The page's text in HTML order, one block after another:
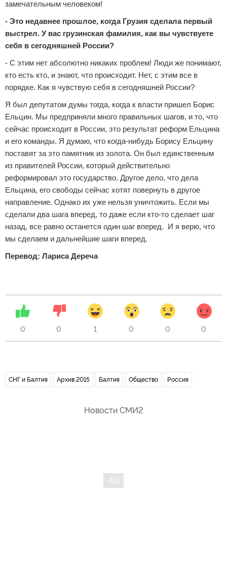
замечательным человеком!
- Это недавнее прошлое, когда Грузия сделала первый
выстрел. У вас грузинская фамилия, как вы чувствуете
себя в сегодняшней России?
- С этим нет абсолютно никаких проблем! Люди же понимают,
кто есть кто, и знают, что происходит. Нет, с этим все в
порядке. Как я чувствую себя в сегодняшней России?
Я был депутатом думы тогда, когда к власти пришел Борис
Ельцин. Мы предприняли много правильных шагов, и то, что
сейчас происходит в России, это результат реформ Ельцина
и его команды. Я думаю, что когда-нибудь Борису Ельцину
поставят за это памятник из золота. Он был единственным
из правителей России, который действительно
реформировал это государство. Другое дело, что дела
Ельцина, его свободы сейчас хотят повернуть в другое
направление. Однако их уже нельзя уничтожить. Если мы
сделали два шага вперед, то даже если кто-то сделает шаг
назад, все равно останется один шаг вперед.
И я верю, что
мы сделаем и дальнейшие шаги вперед.
Перевод: Лариса Дереча
0 0 1 0 0 0
СНГ и Балтия Архив 2015 Балтия Общество Россия
Новости СМИ2